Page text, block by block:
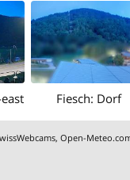
Fiesch: Dorf
,Open-